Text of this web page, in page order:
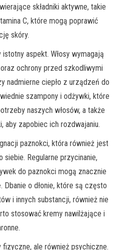
składniki aktywne, takie
C, które mogą poprawić
skóry.
aspekt. Włosy wymagają
ochrony przed szkodliwymi
nadmierne ciepło z urządzeń do
szampony i odżywki, które
naszych włosów, a także
aby zapobiec ich rozdwajaniu.
paznokci, która również jest
siebie. Regularne przycinanie,
do paznokci mogą znacznie
o dłonie, które są często
i innych substancji, również nie
stosować kremy nawilżające i
ale również psychiczne.